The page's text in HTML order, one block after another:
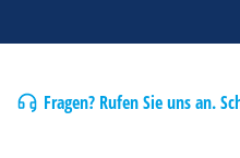
Fragen? Rufen Sie uns an.